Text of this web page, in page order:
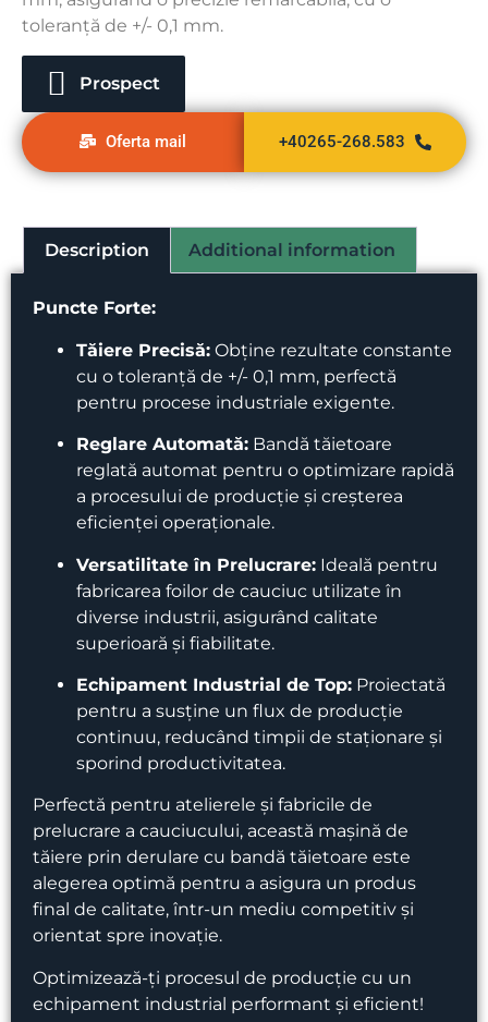
toleranță de +/- 0,1 mm.
Prospect
Oferta mail +40265-268.583
Description Additional information
Puncte Forte:
Tăiere Precisă: Obține rezultate constante
cu o toleranță de +/- 0,1 mm, perfectă
pentru procese industriale exigente.
Reglare Automată: Bandă tăietoare
reglată automat pentru o optimizare rapidă
a procesului de producție și creșterea
eficienței operaționale.
Versatilitate în Prelucrare: Ideală pentru
fabricarea foilor de cauciuc utilizate în
diverse industrii, asigurând calitate
superioară și fiabilitate.
Echipament Industrial de Top: Proiectată
pentru a susține un flux de producție
continuu, reducând timpii de staționare și
sporind productivitatea.
Perfectă pentru atelierele și fabricile de
prelucrare a cauciucului, această mașină de
tăiere prin derulare cu bandă tăietoare este
alegerea optimă pentru a asigura un produs
final de calitate, într-un mediu competitiv și
orientat spre inovație.
Optimizează-ți procesul de producție cu un
echipament industrial performant și eficient!